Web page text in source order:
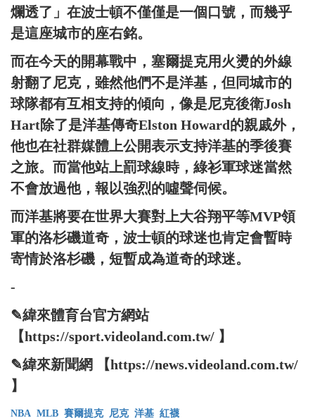
爛透了」在波士頓不僅僅是一個口號，而幾乎
是這座城市的座右銘。
而在今天的開幕戰中，塞爾提克用火燙的外線
射翻了尼克，雖然他們不是洋基，但同城市的
球隊都有互相支持的傾向，像是尼克後衛Josh
Hart除了是洋基傳奇Elston Howard的親戚外，
他也在社群媒體上公開表示支持洋基的季後賽
之旅。而當他站上罰球線時，綠衫軍球迷當然
不會放過他，報以強烈的噓聲伺候。
而洋基將要在世界大賽對上大谷翔平等MVP領
軍的洛杉磯道奇，波士頓的球迷也肯定會暫時
寄情於洛杉磯，短暫成為道奇的球迷。
-
✎緯來體育台官方網站
【https://sport.videoland.com.tw/ 】
✎緯來新聞網 【https://news.videoland.com.tw/
】
NBA MLB 賽爾提克 尼克 洋基 紅襪